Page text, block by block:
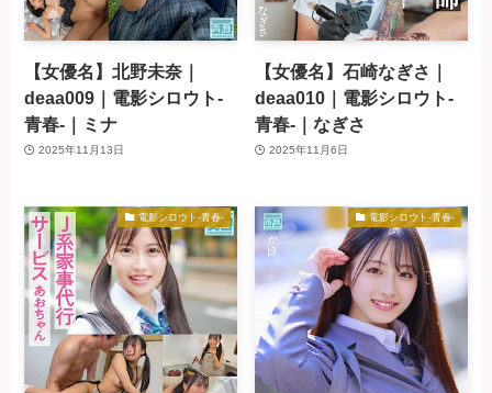
【女優名】北野未奈｜
deaa009｜電影シロウト-
青春-｜ミナ
2025年11月13日
【女優名】石崎なぎさ｜
deaa010｜電影シロウト-
青春-｜なぎさ
2025年11月6日
電影シロウト-青春- 電影シロウト-青春-